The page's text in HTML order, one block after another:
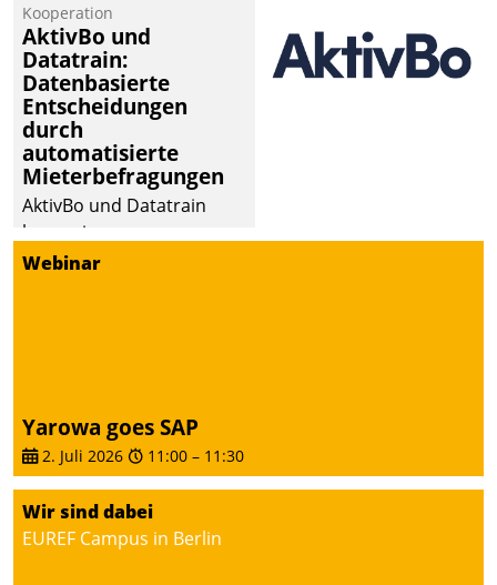
passende Fragen und
Schlagworte auswirft.
Eine intuitive
Dialogführung ermöglicht
dem externen
Serviceteam, Anrufe von
Mietenden zügiger und
effizienter zu bearbeiten.
Kooperation
AktivBo und
Datatrain:
Datenbasierte
Entscheidungen
durch
automatisierte
Mieterbefragungen
AktivBo und Datatrain
kooperieren –
Immobilienunternehmen
zielgerichtete
Mieterbefragungen – eine
starke Grundlage für
intelligente,
datengestützte
Entscheidungen.
Webinar
Yarowa goes SAP
2. Juli 2026 11:00 – 11:30
Wir sind dabei
EUREF Campus in Berlin